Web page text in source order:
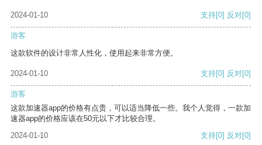
2024-01-10 支持[0] 反对[0]
游客
这款软件的设计非常人性化，使用起来非常方便。
2024-01-10 支持[0] 反对[0]
游客
这款加速器app的价格有点贵，可以适当降低一些。我个人觉得，一款加
速器app的价格应该在50元以下才比较合理。
2024-01-10
支持[0] 反对[0]